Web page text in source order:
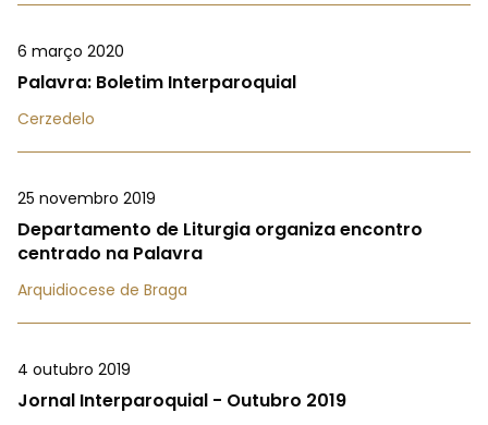
6 março 2020
Palavra: Boletim Interparoquial
Cerzedelo
25 novembro 2019
Departamento de Liturgia organiza encontro
centrado na Palavra
Arquidiocese de Braga
4 outubro 2019
Jornal Interparoquial - Outubro 2019